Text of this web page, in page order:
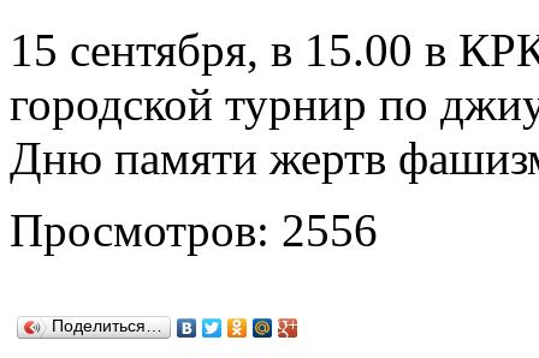
15 сентября, в 15.00 в
городской турнир по
Дню памяти жертв
Просмотров: 2556
Поделиться…